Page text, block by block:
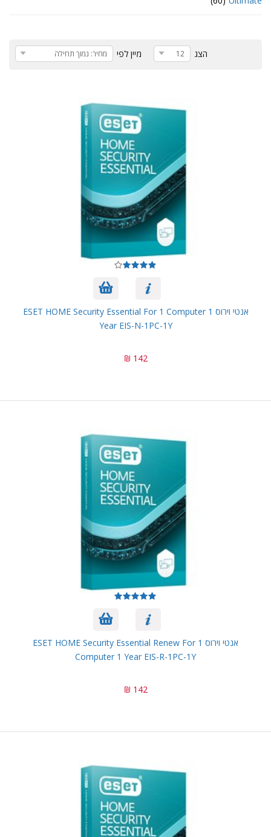
מיין לפי מחיר: נמוך תחילה הצג 12
אנטי וירוס ESET HOME Security Essential For 1 Computer 1
Year EIS-N-1PC-1Y
142 ₪
אנטי וירוס ESET HOME Security Essential Renew For 1
Computer 1 Year EIS-R-1PC-1Y
142 ₪